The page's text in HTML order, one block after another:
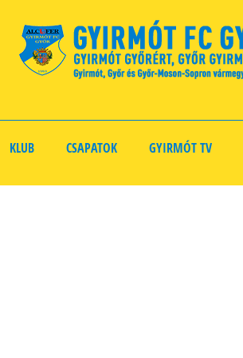
KLUB CSAPATOK GYIRMÓT TV